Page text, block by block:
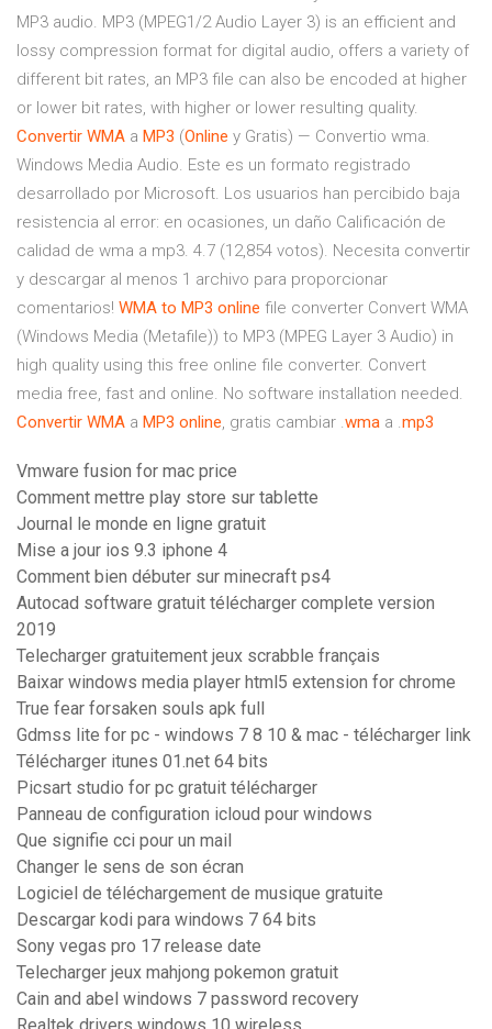
MP3 audio. MP3 (MPEG1/2 Audio Layer 3) is an efficient and
lossy compression format for digital audio, offers a variety of
different bit rates, an MP3 file can also be encoded at higher
or lower bit rates, with higher or lower resulting quality.
Convertir WMA a MP3 (Online y Gratis) — Convertio wma.
Windows Media Audio. Este es un formato registrado
desarrollado por Microsoft. Los usuarios han percibido baja
resistencia al error: en ocasiones, un daño Calificación de
calidad de wma a mp3. 4.7 (12,854 votos). Necesita convertir
y descargar al menos 1 archivo para proporcionar
comentarios! WMA to MP3 online file converter Convert WMA
(Windows Media (Metafile)) to MP3 (MPEG Layer 3 Audio) in
high quality using this free online file converter. Convert
media free, fast and online. No software installation needed.
Convertir WMA a MP3 online, gratis cambiar .wma a .mp3
Vmware fusion for mac price
Comment mettre play store sur tablette
Journal le monde en ligne gratuit
Mise a jour ios 9.3 iphone 4
Comment bien débuter sur minecraft ps4
Autocad software gratuit télécharger complete version
2019
Telecharger gratuitement jeux scrabble français
Baixar windows media player html5 extension for chrome
True fear forsaken souls apk full
Gdmss lite for pc - windows 7 8 10 & mac - télécharger link
Télécharger itunes 01.net 64 bits
Picsart studio for pc gratuit télécharger
Panneau de configuration icloud pour windows
Que signifie cci pour un mail
Changer le sens de son écran
Logiciel de téléchargement de musique gratuite
Descargar kodi para windows 7 64 bits
Sony vegas pro 17 release date
Telecharger jeux mahjong pokemon gratuit
Cain and abel windows 7 password recovery